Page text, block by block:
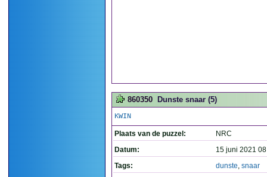
860350 Dunste snaar (5)
KWIN
Plaats van de puzzel:
NRC
Datum:
15 juni 2021
Tags:
dunste, snaar